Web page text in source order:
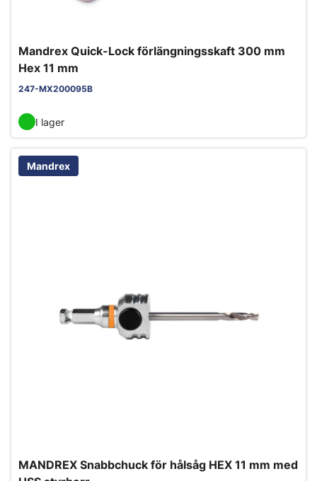
Mandrex Quick-Lock förlängningsskaft 300 mm
Hex 11 mm
247-MX200095B
I lager
Mandrex
MANDREX Snabbchuck för hålsåg HEX 11 mm med